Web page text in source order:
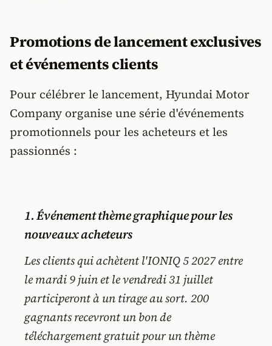
Promotions de lancement exclusives
et événements clients
Pour célébrer le lancement, Hyundai Motor
Company organise une série d'événements
promotionnels pour les acheteurs et les
passionnés :
1. Événement thème graphique pour les
nouveaux acheteurs
Les clients qui achètent l'IONIQ 5 2027 entre
le mardi 9 juin et le vendredi 31 juillet
participeront à un tirage au sort. 200
gagnants recevront un bon de
téléchargement gratuit pour un thème